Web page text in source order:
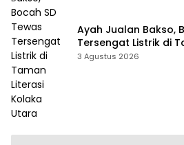
Ayah Jualan Bakso,
Tersengat Listrik di
Utara
3 Agustus 2026